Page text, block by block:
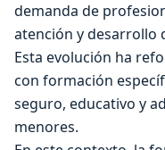
demanda de
atención y desarrollo
Esta evolución ha
con formación
seguro, educativo y
menores.